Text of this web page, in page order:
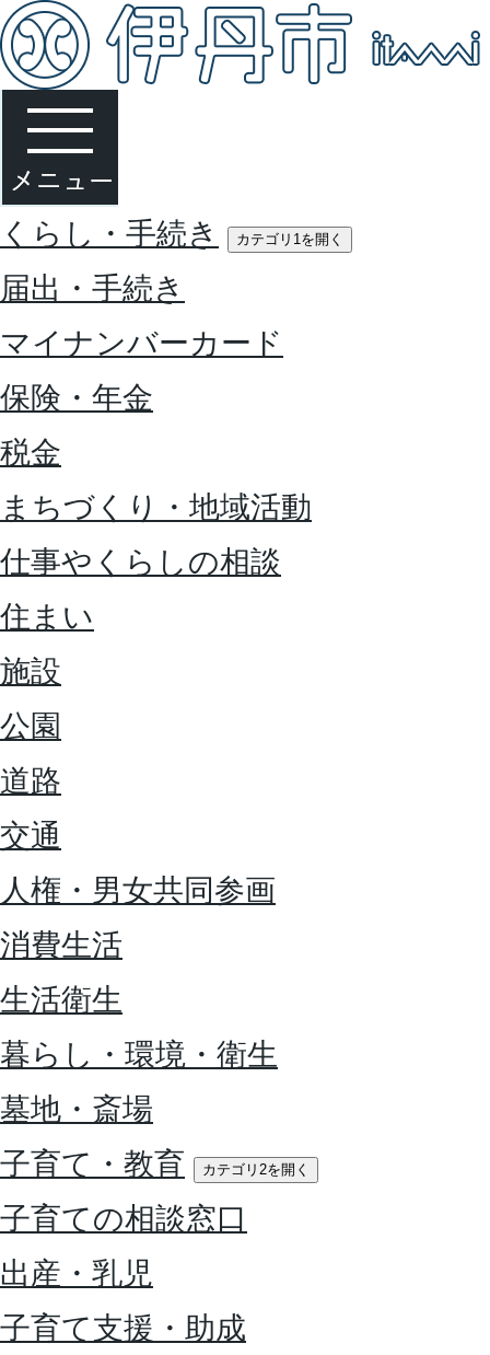
くらし・手続き カテゴリ1を開く
届出・手続き
マイナンバーカード
保険・年金
税金
まちづくり・地域活動
仕事やくらしの相談
住まい
施設
公園
道路
交通
人権・男女共同参画
消費生活
生活衛生
暮らし・環境・衛生
墓地・斎場
子育て・教育
カテゴリ2を開く
子育ての相談窓口
出産・乳児
子育て支援・助成